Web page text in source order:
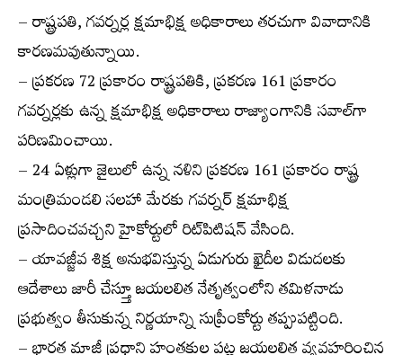
– రాష్ట్రపతి, గవర్నర్ల క్షమాభిక్ష అధికారాలు తరచుగా వివాదానికి
కారణమవుతున్నాయి.
– ప్రకరణ 72 ప్రకారం రాష్ట్రపతికి, ప్రకరణ 161 ప్రకారం
గవర్నర్లకు ఉన్న క్షమాభిక్ష అధికారాలు రాజ్యాంగానికి సవాల్‌గా
పరిణమించాయి.
– 24 ఏళ్లుగా జైలులో ఉన్న నళిని ప్రకరణ 161 ప్రకారం రాష్ట్ర
మంత్రిమండలి సలహా మేరకు గవర్నర్ క్షమాభిక్ష
ప్రసాదించవచ్చని హైకోర్టులో రిట్‌పిటిషన్ వేసింది.
– యావజ్జీవ శిక్ష అనుభవిస్తున్న ఏడుగురు ఖైదీల విడుదలకు
ఆదేశాలు జారీ చేస్త్తూ జయలలిత నేతృత్వంలోని తమిళనాడు
ప్రభుత్వం తీసుకున్న నిర్ణయాన్ని సుప్రీంకోర్టు తప్పుపట్టింది.